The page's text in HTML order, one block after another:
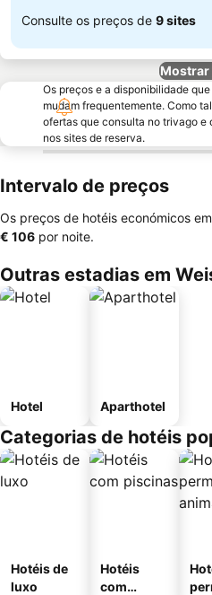
Consulte os preços de 9 sites
Mostrar
Os preços e a disponibilidade
mudam frequentemente. Como
ofertas que consulta no trivago e
nos sites de reserva.
Intervalo de preços
Os preços de hotéis económicos
‎€ 106 por noite.
Outras estadias em
Hotel Aparthotel
Categorias de hotéis
Hotéis de
luxo
Hotéis
com